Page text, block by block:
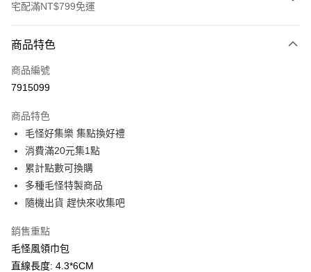
宅配滿NT$799免運
信用卡一次付款
Apple Pay
悠遊付
貨到付款
運送方式
每筆NT$80，滿NT$799(含以上)免運費
貨到付款
商品特色
商品編號
7915099
商品特色
毛怪好集樂 集點換好禮
消費滿20元集1點
累計點數可換購
多種毛怪特製商品
隨機出貨 趕快來收集吧
銷售重點
毛怪風領巾包
直線長度: 4.3*6CM